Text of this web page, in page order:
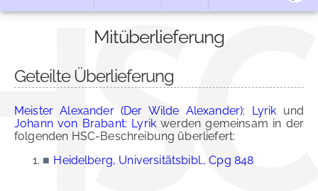
Mitüberlieferung
Geteilte Überlieferung
Meister Alexander (Der Wilde Alexander): Lyrik und
Johann von Brabant: Lyrik werden gemeinsam in der
folgenden HSC-Beschreibung überliefert:
■ Heidelberg, Universitätsbibl., Cpg 848